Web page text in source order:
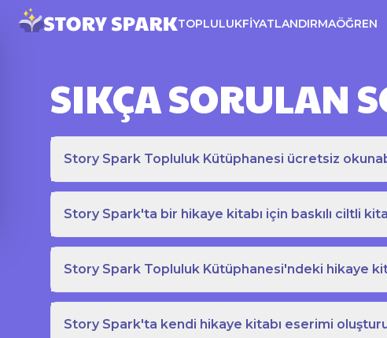
TOPLULUKFIYATLANDIRMAÖĞREN
SIKÇA SORULAN
Story Spark Topluluk Kütüphanesi ücretsiz
Story Spark'ta bir hikaye kitabı için baskılı ciltli
Story Spark Topluluk Kütüphanesi'ndeki hikaye
Story Spark'ta kendi hikaye kitabı eserimi